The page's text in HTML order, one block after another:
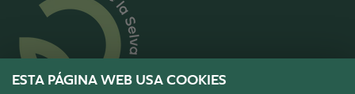
ESTA PÁGINA WEB USA COOKIES